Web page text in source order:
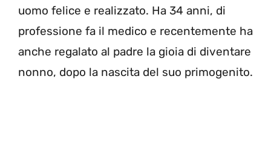
uomo felice e realizzato. Ha 34 anni, di
professione fa il medico e recentemente ha
anche regalato al padre la gioia di diventare
nonno, dopo la nascita del suo primogenito.